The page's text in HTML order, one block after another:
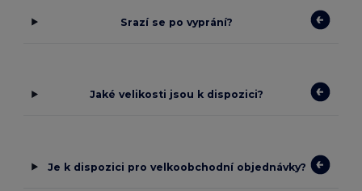
Srazí se po vyprání?
Jaké velikosti jsou k dispozici?
Je k dispozici pro velkoobchodní objednávky?